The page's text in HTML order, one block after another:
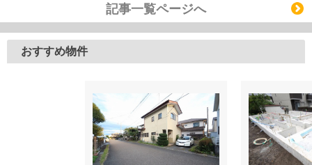
記事一覧ページへ
おすすめ物件